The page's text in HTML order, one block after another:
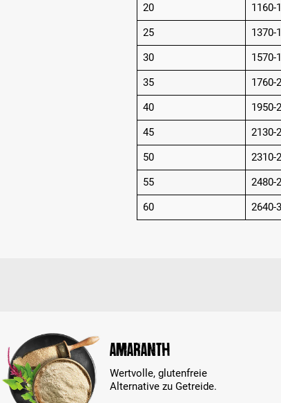
Amaranth
Wertvolle, glutenfreie
Alternative zu Getreide.
20
1160-
25
1370-
30
1570-
35
1760-
40
1950-
45
2130-
50
2310-
55
2480-
60
2640-